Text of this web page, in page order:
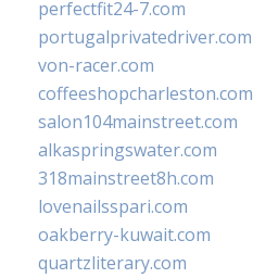
perfectfit24-7.com
portugalprivatedriver.com
von-racer.com
coffeeshopcharleston.com
salon104mainstreet.com
alkaspringswater.com
318mainstreet8h.com
lovenailsspari.com
oakberry-kuwait.com
quartzliterary.com